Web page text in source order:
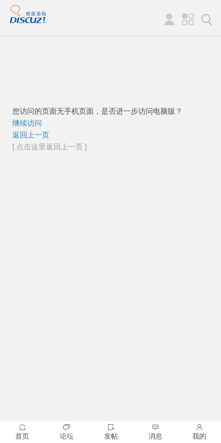
您访问的页面无手机页面，是否进一步访问电脑版？
继续访问
返回上一页
[ 点击这里返回上一页 ]
首页 论坛 发帖 消息 我的